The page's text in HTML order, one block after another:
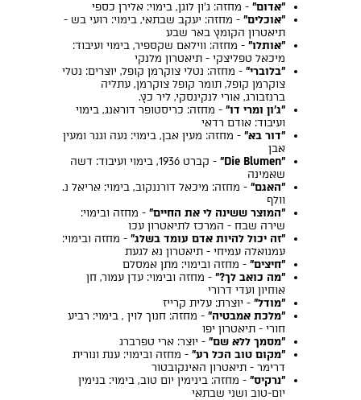
"אדום" - מחזה: ג'ון לוגן, בימוי: אלירן כספי
"אוכלים" - מחזה: יעקב שבתאי, בימוי: רועי בש -
תיאטרון הקומץ באר שבע
"אותלו" - מחזה: ווילאם שקספיר, בימוי ועיבוד:
מיכאל טפליצקי - תיאטרון מלנקי
"בלוברי" - מחזה: נטלי צוקרמן קופל, יוצרים: נטלי
צוקרמן קופל, תומר קופל צוקרמן, עתליה
ברנזבורג, אורי לנקינסקי, ליר כץ.
"ג'ון ומרי דו" - מחזה: כריסטופר דוראנג, בימוי
ועיבוד: אודם רדאי
"דור בא" - מחזה: מעין אבן, בימוי: נעה וגנר ומעין
אבן
"Die Blumen"
- קברט 1936, בימוי ועיבוד: דשה
שאמינה
"האגם" - מחזה: מיכאל דורננקוב, בימוי: אריאל נ.
וולף
"המוצר ששינה לי את החיים" - מחזה ובימוי:
שירה שבח - המרכז לתיאטרון עכו
"זה יכול להיות אדם עומד בשלג" - מחזה ובימוי:
עמנואלה עמיחי - תיאטרון נא לגעת
"חיצים" - מחזה ובימוי: מתן אמסלם
"מה כואב לך?" - מחזה ובימוי: עדן עמור, חן
אוחיון ועדי דרורי
"מודל" - יוצרת: עלית קרייז
"מלכת אמבטיה" - מחזה: חנוך לוין , בימוי: רביע
חורי - תיאטרון יפו
"מסמך ללא שם" - יוצר: ארי טפרברג
"מקום טוב הכל רע" - מחזה ובימוי: ענת ונורית
דרימר - תיאטרון האינקובטור
"נרקיס" - מחזה: בינימין יום טוב, בימוי: בנימין
יום-טוב ושני שבתאי